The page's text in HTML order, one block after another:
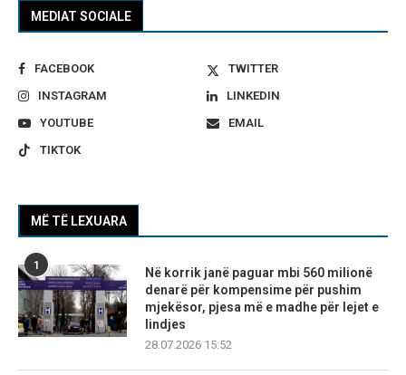
MEDIAT SOCIALE
FACEBOOK
TWITTER
INSTAGRAM
LINKEDIN
YOUTUBE
EMAIL
TIKTOK
MË TË LEXUARA
1
Në korrik janë paguar mbi 560 milionë
denarë për kompensime për pushim
mjekësor, pjesa më e madhe për lejet e
lindjes
28.07.2026 15:52